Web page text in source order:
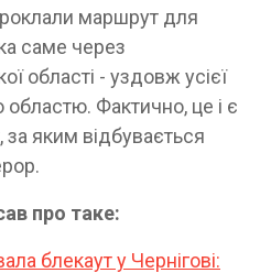
маршрут для
саме через
області - уздовж усієї
областю. Фактично, це і є
яким відбувається
про таке:
блекаут у Чернігові: